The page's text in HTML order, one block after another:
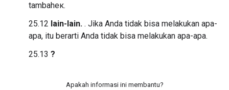
tambahек.
25.12 lain-lain. . Jika Anda tidak bisa melakukan apa-
apa, itu berarti Anda tidak bisa melakukan apa-apa.
25.13 ?
Apakah informasi ini membantu?